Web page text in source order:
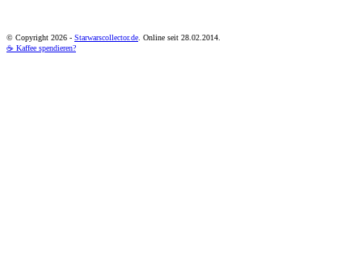
© Copyright 2026 - Starwarscollector.de. Online seit 28.02.2014.
☕ Kaffee spendieren?